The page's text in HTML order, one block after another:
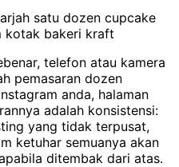
satu dozen cupcake
kotak bakeri kraft
telefon atau kamera
pemasaran dozen
anda, halaman
adalah konsistensi:
yang tidak terpusat,
ketuhar semuanya akan
ditembak dari atas.